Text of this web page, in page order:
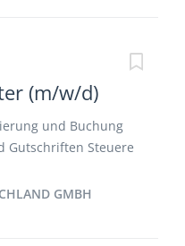
(m/w/d)
und Buchung
Gutschriften Steuere
und
GMBH